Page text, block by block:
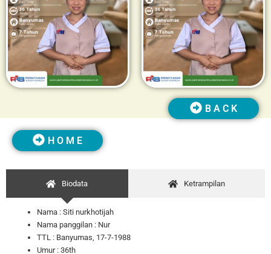
H O M E
B A C K
Biodata Ketrampilan
Nama : Siti nurkhotijah
Nama panggilan : Nur
TTL : Banyumas, 17-7-1988
Umur : 36th